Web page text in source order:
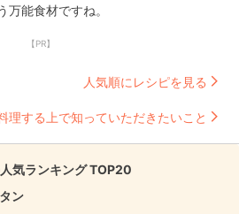
能食材ですね。
【PR】
人気順にレシピを見る
理する上で知っていただきたいこと
気ランキング TOP20
ン